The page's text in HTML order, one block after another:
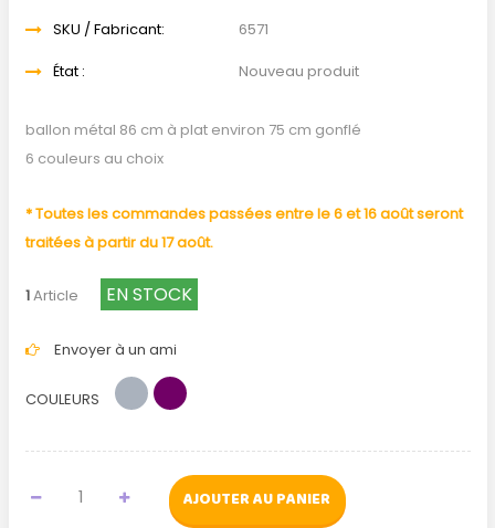
SKU / Fabricant:
6571
État :
Nouveau produit
ballon métal 86 cm à plat environ 75 cm gonflé
6 couleurs au choix
* Toutes les commandes passées entre le 6 et 16 août seront
traitées à partir du 17 août.
1Article EN STOCK
Envoyer à un ami
COULEURS
AJOUTER AU PANIER